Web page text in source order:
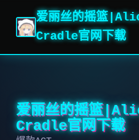
爱丽丝的摇篮
Cradle官网下载
爱丽丝的摇篮
Cradle官网下载